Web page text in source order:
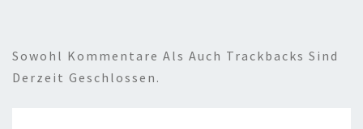
Sowohl Kommentare Als Auch Trackbacks Sind
Derzeit Geschlossen.